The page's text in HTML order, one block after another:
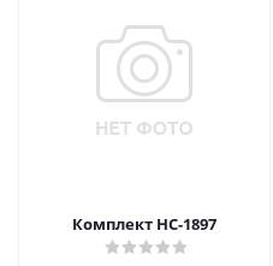
Комплект НС-1897